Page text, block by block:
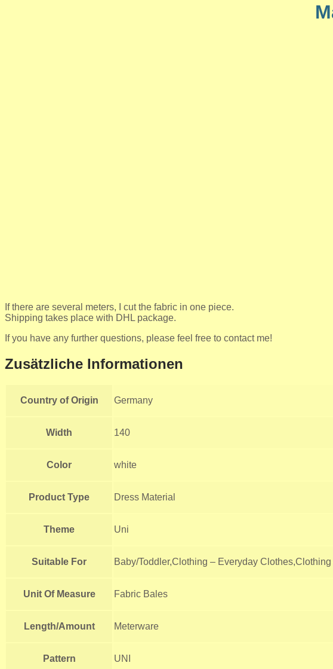
If there are several meters, I cut the fabric in one piece.
Shipping takes place with DHL package.
If you have any further questions, please feel free to contact me!
Zusätzliche Informationen
Country of Origin Germany
Width 140
Color white
Product Type Dress Material
Theme Uni
Suitable For Baby/Toddler,Clothing – Everyday
Unit Of Measure Fabric Bales
Length/Amount Meterware
Pattern UNI